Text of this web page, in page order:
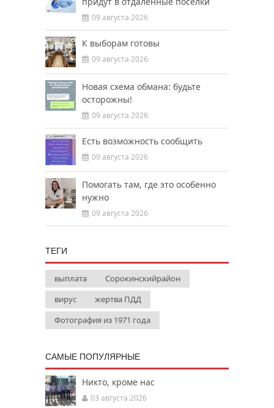
09 августа 2026
К выборам готовы
09 августа 2026
Новая схема обмана: будьте
осторожны!
09 августа 2026
Есть возможность сообщить
09 августа 2026
Помогать там, где это особенно
нужно
09 августа 2026
ТЕГИ
выплата
Сорокинскийрайон
вирус
жертва ПДД
Фотография из 1971 года
САМЫЕ ПОПУЛЯРНЫЕ
Никто, кроме нас
03 августа 2026